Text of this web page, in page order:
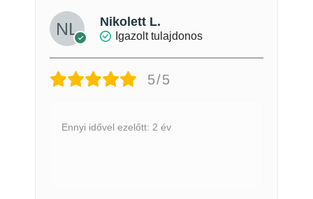
Nikolett L.
Igazolt tulajdonos
5/5
Ennyi idővel ezelőtt: 2 év